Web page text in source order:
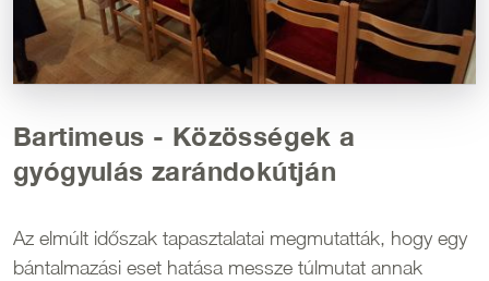
Bartimeus - Közösségek a
gyógyulás zarándokútján
Az elmúlt időszak tapasztalatai megmutatták, hogy egy
bántalmazási eset hatása messze túlmutat annak